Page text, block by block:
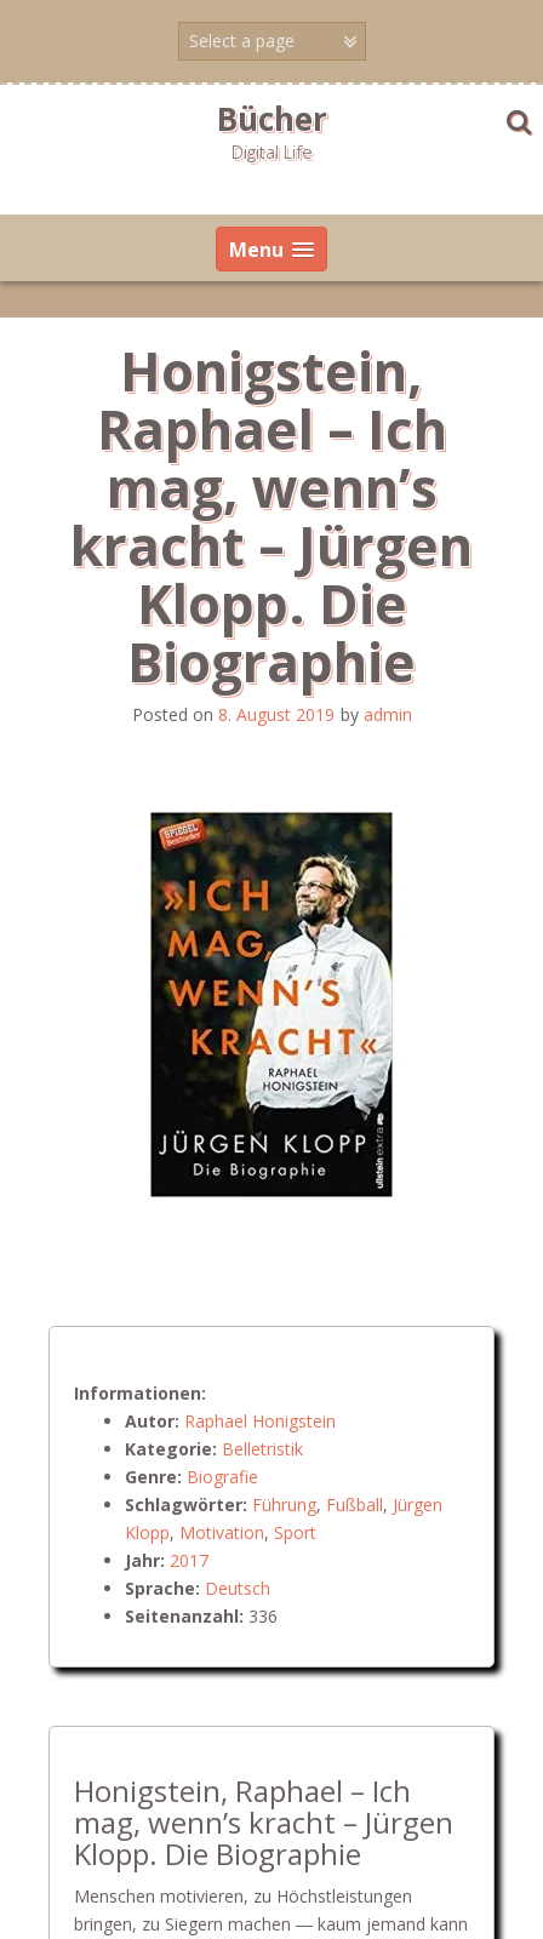
Bücher
Digital Life
Menu
Honigstein,
Raphael – Ich
mag, wenn’s
kracht – Jürgen
Klopp. Die
Biographie
Posted on 8. August 2019 by admin
Informationen:
Autor: Raphael Honigstein
Kategorie: Belletristik
Genre: Biografie
Schlagwörter: Führung, Fußball, Jürgen
Klopp, Motivation, Sport
Jahr: 2017
Sprache: Deutsch
Seitenanzahl: 336
Honigstein, Raphael – Ich
mag, wenn’s kracht – Jürgen
Klopp. Die Biographie
Menschen motivieren, zu Höchstleistungen
bringen, zu Siegern machen ― kaum jemand kann